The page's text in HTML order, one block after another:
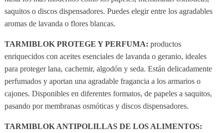
saquitos o discos dispensadores. Puedes elegir entre los agradables
aromas de lavanda o flores blancas.
TARMIBLOK PROTEGE Y PERFUMA: productos
enriquecidos con aceites esenciales de lavanda o geranio, ideales
para proteger lana, cachemir, algodón y seda. Están delicadamente
perfumados y aportan una agradable fragancia a los armarios o
cajones. Disponibles en diferentes formatos, de papeles a saquitos,
pasando por membranas osmóticas y discos dispensadores.
TARMIBLOK ANTIPOLILLAS DE LOS ALIMENTOS: